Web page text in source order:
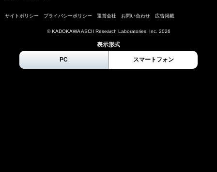
サイトポリシー プライバシーポリシー 運営会社 お問い合わせ 広告掲載
© KADOKAWA ASCII Research Laboratories, Inc. 2026
表示形式
PC スマートフォン